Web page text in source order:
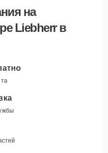
на
Liebherr в